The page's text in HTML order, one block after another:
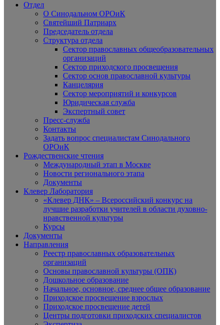
Отдел
О Синодальном ОРОиК
Святейший Патриарх
Председатель отдела
Структура отдела
Сектор православных общеобразовательных
организаций
Сектор приходского просвещения
Сектор основ православной культуры
Канцелярия
Сектор мероприятий и конкурсов
Юридическая служба
Экспертный совет
Пресс-служба
Контакты
Задать вопрос специалистам Синодального
ОРОиК
Рождественские чтения
Международный этап в Москве
Новости регионального этапа
Документы
Клевер Лаборатория
«Клевер ДНК» – Всероссийский конкурс на
лучшие разработки учителей в области духовно-
нравственной культуры
Курсы
Документы
Направления
Реестр православных образовательных
организаций
Основы православной культуры (ОПК)
Дошкольное образование
Начальное, основное, среднее общее образование
Приходское просвещение взрослых
Приходское просвещение детей
Центры подготовки приходских специалистов